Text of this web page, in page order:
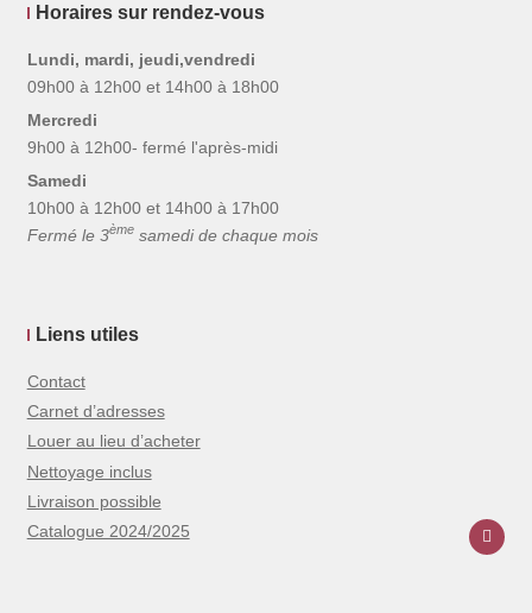
Horaires sur rendez-vous
Lundi, mardi, jeudi,vendredi
09h00 à 12h00 et 14h00 à 18h00
Mercredi
9h00 à 12h00- fermé l'après-midi
Samedi
10h00 à 12h00 et 14h00 à 17h00
Fermé le 3èmesamedi de chaque mois
Liens utiles
Contact
Carnet d’adresses
Louer au lieu d’acheter
Nettoyage inclus
Livraison possible
Catalogue 2024/2025